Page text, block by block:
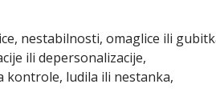
nestabilnosti, omaglice ili
ili depersonalizacije,
kontrole, ludila ili nestanka,